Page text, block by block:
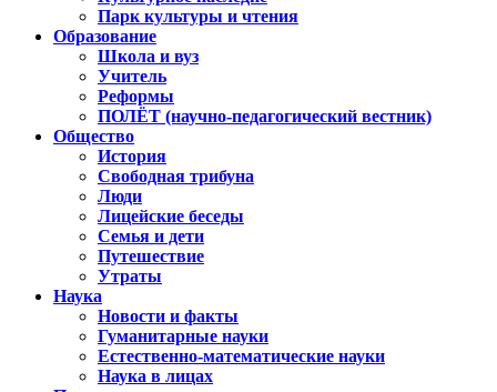
Парк культуры и чтения
Образование
Школа и вуз
Учитель
Реформы
ПОЛЁТ (научно-педагогический вестник)
Общество
История
Свободная трибуна
Люди
Лицейские беседы
Семья и дети
Путешествие
Утраты
Наука
Новости и факты
Гуманитарные науки
Естественно-математические науки
Наука в лицах